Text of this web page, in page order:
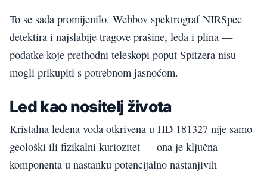
To se sada promijenilo. Webbov spektrograf NIRSpec
detektira i najslabije tragove prašine, leda i plina —
podatke koje prethodni teleskopi poput Spitzera nisu
mogli prikupiti s potrebnom jasnoćom.
Led kao nositelj života
Kristalna ledena voda otkrivena u HD 181327 nije samo
geološki ili fizikalni kuriozitet — ona je ključna
komponenta u nastanku potencijalno nastanjivih